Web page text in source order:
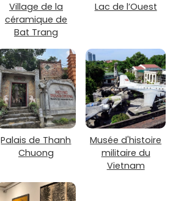
Village de la
céramique de
Bat Trang
Lac de l’Ouest
Palais de Thanh
Chuong
Musée d'histoire
militaire du
Vietnam